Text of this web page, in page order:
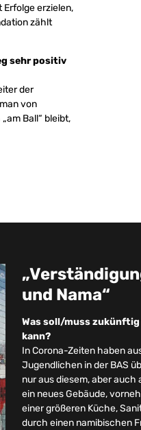
erzielen,
zählt
sehr positiv
der
von
Ball“ bleibt,
und Nama“
Was soll/muss
kann?
In Corona-Zeiten haben
Jugendlichen in der BAS
nur aus diesem, aber auch
ein neues Gebäude,
einer größeren Küche,
durch einen namibischen